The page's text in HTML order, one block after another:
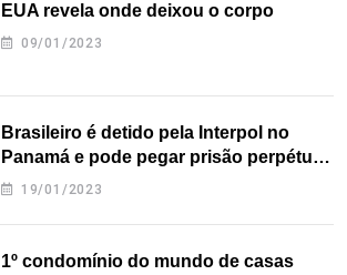
EUA revela onde deixou o corpo
09/01/2023
Brasileiro é detido pela Interpol no
Panamá e pode pegar prisão perpétua
nos EUA
19/01/2023
1º condomínio do mundo de casas